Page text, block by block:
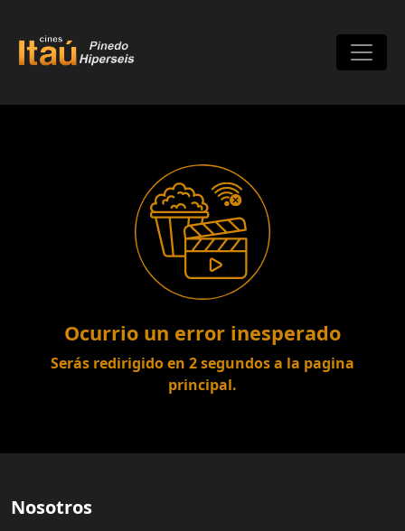
Ocurrio un error inesperado
Serás redirigido en 2segundos a la pagina
principal.
Nosotros